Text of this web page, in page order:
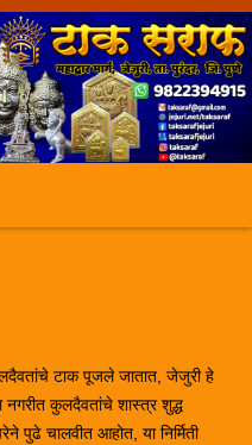
टाक पूजले जातात, जेजुरी हे
नगरीत कुलदैवतांचे शास्त्र शुद्ध
पुढे चालवीत आहोत, या निर्मिती